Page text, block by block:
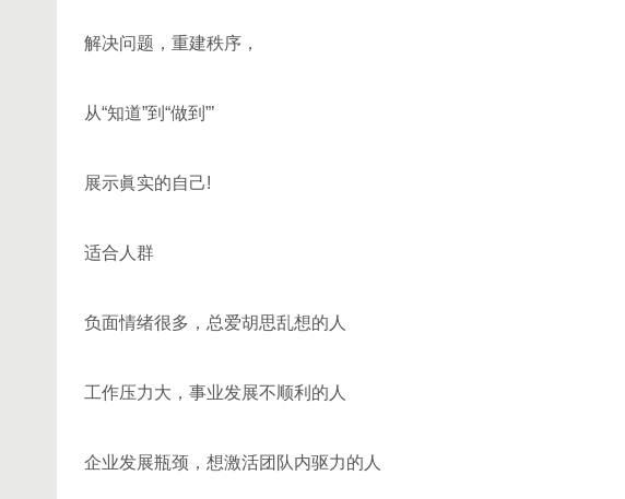
解决问题，重建秩序，
从“知道”到“做到”’
展示眞实的自己!
适合人群
负面情绪很多，总爱胡思乱想的人
工作压力大，事业发展不顺利的人
企业发展瓶颈，想激活团队内驱力的人